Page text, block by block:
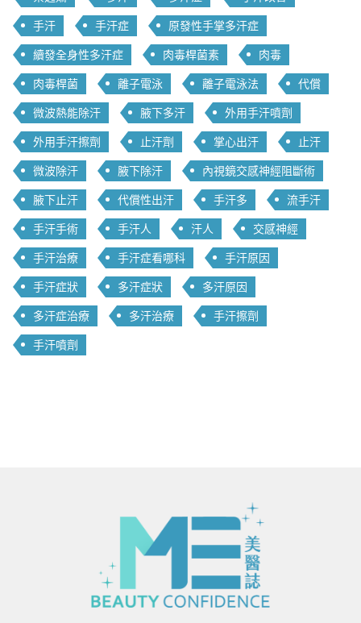
手汗 手汗症 原發性手掌多汗症
續發全身性多汗症 肉毒桿菌素 肉毒
肉毒桿菌 離子電泳 離子電泳法 代償
微波熱能除汗 腋下多汗 外用手汗噴劑
外用手汗擦劑 止汗劑 掌心出汗 止汗
微波除汗 腋下除汗 內視鏡交感神經阻斷術
腋下止汗 代償性出汗 手汗多 流手汗
手汗手術 手汗人 汗人 交感神經
手汗治療 手汗症看哪科 手汗原因
手汗症狀 多汗症狀 多汗原因
多汗症治療 多汗治療 手汗擦劑
手汗噴劑